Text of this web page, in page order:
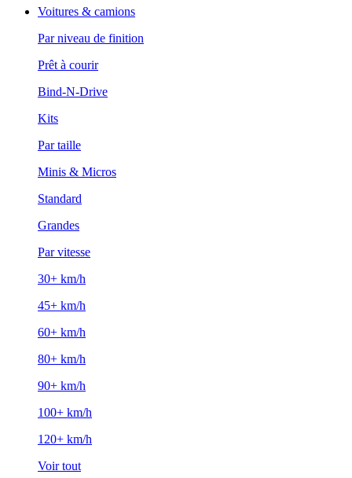
Voitures & camions
Par niveau de finition
Prêt à courir
Bind-N-Drive
Kits
Par taille
Minis & Micros
Standard
Grandes
Par vitesse
30+ km/h
45+ km/h
60+ km/h
80+ km/h
90+ km/h
100+ km/h
120+ km/h
Voir tout